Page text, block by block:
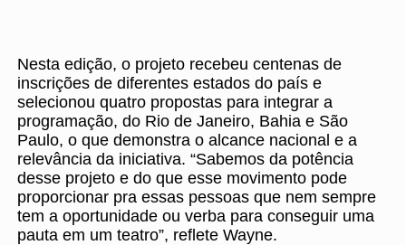
Nesta edição, o projeto recebeu centenas de
inscrições de diferentes estados do país e
selecionou quatro propostas para integrar a
programação, do Rio de Janeiro, Bahia e São
Paulo, o que demonstra o alcance nacional e a
relevância da iniciativa. “Sabemos da potência
desse projeto e do que esse movimento pode
proporcionar pra essas pessoas que nem sempre
tem a oportunidade ou verba para conseguir uma
pauta em um teatro”, reflete Wayne.